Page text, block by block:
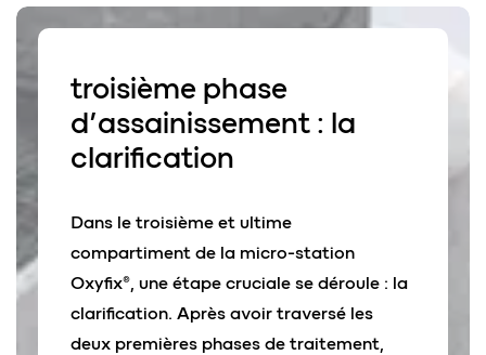
troisième phase
d’assainissement : la
clarification
Dans le troisième et ultime
compartiment de la micro-station
Oxyfix®, une étape cruciale se déroule : la
clarification. Après avoir traversé les
deux premières phases de traitement,